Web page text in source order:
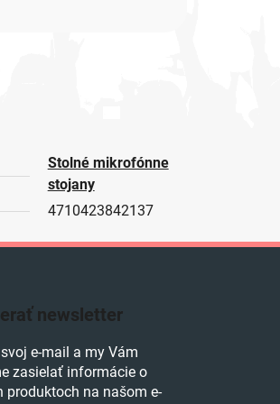
Stolné mikrofónne
stojany
4710423842137
newsletter
e-mail a my Vám
zasielať informácie o
produktoch na našom e-